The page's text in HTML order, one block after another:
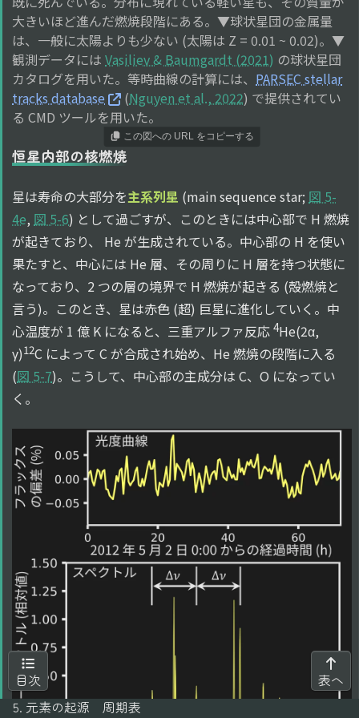
大きいほど進んだ燃焼段階にある。▼球状星団の金属量
は、一般に太陽よりも少ない (太陽は Z = 0.01 ~ 0.02)。▼
観測データにはVasiliev & Baumgardt (2021) の球状星団
カタログを用いた。等時曲線の計算には、 PARSEC stellar
tracks database
(Nguyen et al., 2022) で提供されてい
る CMD ツールを用いた。
この図への URL をコピーする
恒星内部の核燃焼
星は寿命の大部分を主系列星 (main sequence star; 図 5-
4e, 図 5-6) として過ごすが、このときには中心部で H 燃焼
が起きており、 He が生成されている。中心部の H を使い
果たすと、中心には He 層、その周りに H 層を持つ状態に
なっており、2 つの層の境界で H 燃焼が起きる (殻燃焼と
言う)。このとき、星は赤色 (超) 巨星に進化していく。中
心温度が 1 億 K になると、三重アルファ反応4He(2α,
γ)12C によって C が合成され始め、He 燃焼の段階に入る
(図 5-7)。こうして、中心部の主成分は C、O になってい
く。
表へ
目次
5. 元素の起源
周期表